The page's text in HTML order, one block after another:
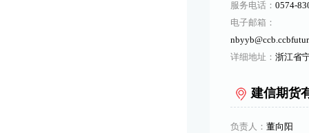
服务电话： 0574-
电子邮箱：
详细地址： 浙江省
建信期货
负责人： 董向阳